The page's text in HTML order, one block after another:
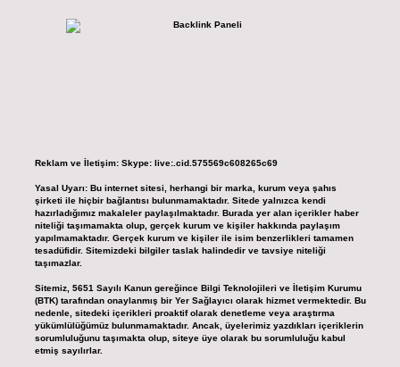
Reklam ve İletişim: Skype: live:.cid.575569c608265c69
Yasal Uyarı: Bu internet sitesi, herhangi bir marka, kurum veya şahıs
şirketi ile hiçbir bağlantısı bulunmamaktadır. Sitede yalnızca kendi
hazırladığımız makaleler paylaşılmaktadır. Burada yer alan içerikler haber
niteliği taşımamakta olup, gerçek kurum ve kişiler hakkında paylaşım
yapılmamaktadır. Gerçek kurum ve kişiler ile isim benzerlikleri tamamen
tesadüfidir. Sitemizdeki bilgiler taslak halindedir ve tavsiye niteliği
taşımazlar.
Sitemiz, 5651 Sayılı Kanun gereğince Bilgi Teknolojileri ve İletişim Kurumu
(BTK) tarafından onaylanmış bir Yer Sağlayıcı olarak hizmet vermektedir. Bu
nedenle, sitedeki içerikleri proaktif olarak denetleme veya araştırma
yükümlülüğümüz bulunmamaktadır. Ancak, üyelerimiz yazdıkları içeriklerin
sorumluluğunu taşımakta olup, siteye üye olarak bu sorumluluğu kabul
etmiş sayılırlar.